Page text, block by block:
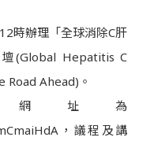
時辦理「全球消除C肝
(Global Hepatitis C
Ahead)。
址為
，議程及講